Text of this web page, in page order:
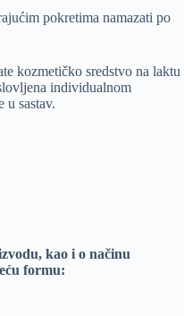
pokretima namazati po
kozmetičko sredstvo na laktu
individualnom
u sastav.
kao i o načinu
formu: